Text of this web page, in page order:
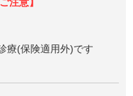
注意】
療(保険適用外)です